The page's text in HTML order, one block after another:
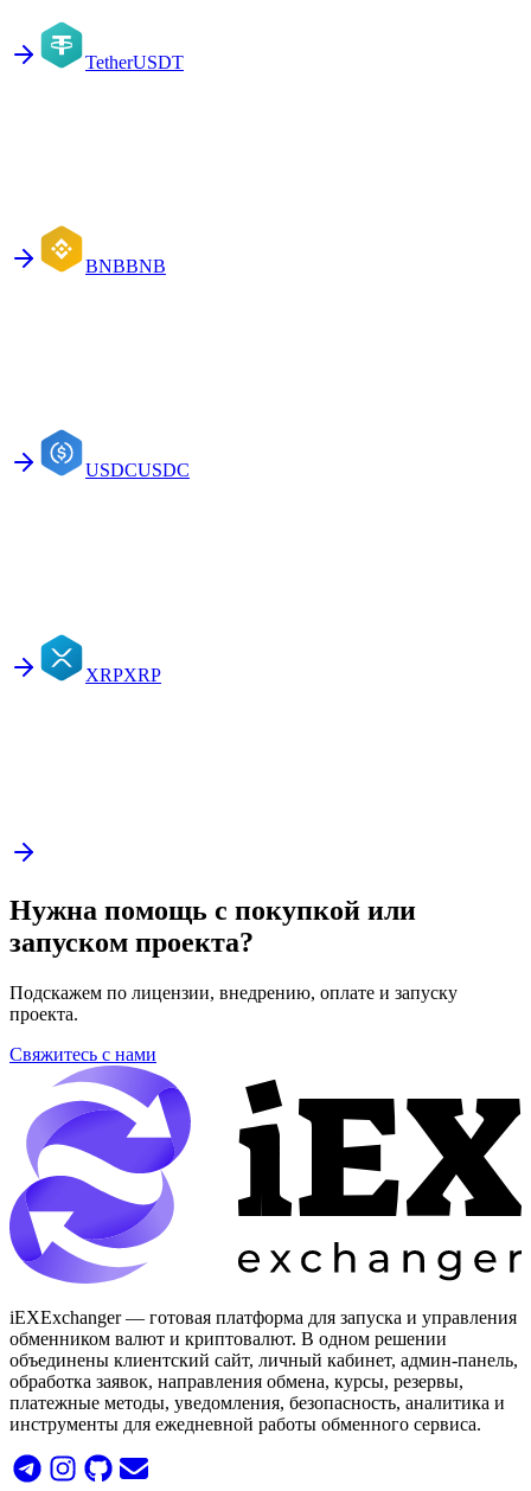
TetherUSDT
BNBBNB
USDCUSDC
XRPXRP
Нужна помощь с покупкой или
запуском проекта?
Подскажем по лицензии, внедрению, оплате и запуску
проекта.
Свяжитесь с нами
iEXExchanger — готовая платформа для запуска и управления
обменником валют и криптовалют. В одном решении
объединены клиентский сайт, личный кабинет, админ-панель,
обработка заявок, направления обмена, курсы, резервы,
платежные методы, уведомления, безопасность, аналитика и
инструменты для ежедневной работы обменного сервиса.